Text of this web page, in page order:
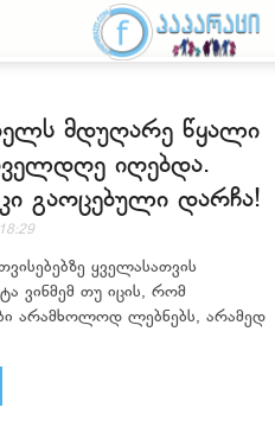
მდუღარე წყალი
იღებდა.
კი გაოცებული დარჩა!
ყველასათვის
ვინმემ თუ იცის, რომ
არამხოლოდ ლებნებს, არამედ